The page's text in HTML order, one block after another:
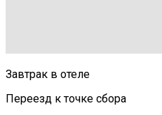
Завтрак в отеле
Переезд к точке сбора